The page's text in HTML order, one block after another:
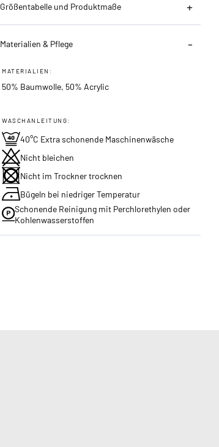
Größentabelle und Produktmaße
Materialien & Pflege
MATERIALIEN:
50% Baumwolle, 50% Acrylic
WASCHANLEITUNG:
40°C Extra schonende Maschinenwäsche
Nicht bleichen
Nicht im Trockner trocknen
Bügeln bei niedriger Temperatur
Schonende Reinigung mit Perchlorethylen oder
Kohlenwasserstoffen